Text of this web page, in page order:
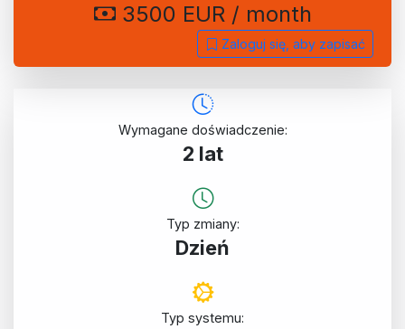
3500 EUR / month
Zaloguj się, aby zapisać
Wymagane doświadczenie:
2 lat
Typ zmiany:
Dzień
Typ systemu: